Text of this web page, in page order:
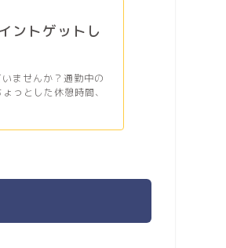
ントゲットし
ませんか？通勤中の
っとした休憩時間、